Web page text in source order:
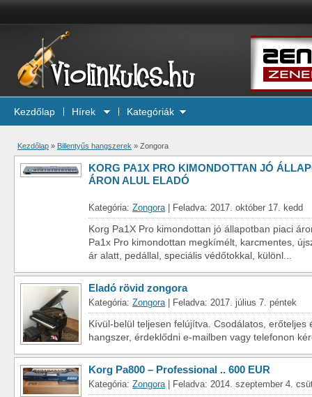
Kezdőlap Hírek Kategóriák
Kezdőlap » Billentyűs hangszerek » Zongora
KORG PA1X PRO KIMONDOTTAN JÓ
ÁRON ALUL ELADÓ
Kategória: Zongora| Feladva: 2017. október 17. kedd
Korg Pa1X Pro kimondottan jó állapotban piaci
Pa1x Pro kimondottan megkímélt, karcmentes,
ár alatt, pedállal, speciális védőtokkal, különl...
Eladó rövid zongora
Kategória: Zongora| Feladva: 2017. július 7. péntek
Kívül-belül teljesen felújítva. Csodálatos, erőteljes
hangszer, érdeklődni e-mailben vagy telefonon
Korg Pa800 – Professional .. 600 EUR
Kategória: Zongora| Feladva: 2014. szeptember 4.